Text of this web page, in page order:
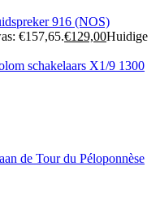
916 (NOS)
€157,65.€129,00Huidige
schakelaars X1/9 1300
de Tour du Péloponnèse